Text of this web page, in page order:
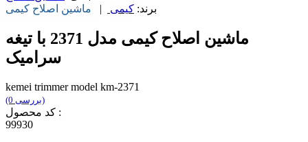
برند: کیمی | ماشین اصلاح کیمی
ماشین اصلاح کیمی مدل 2371 با تیغه
سرامیک
kemei trimmer model km-2371
(0 بررسی)
کد محصول :
99930